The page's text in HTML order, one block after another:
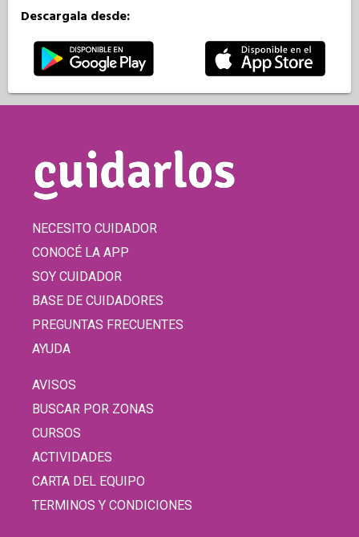
Descargala desde:
NECESITO CUIDADOR
CONOCÉ LA APP
SOY CUIDADOR
BASE DE CUIDADORES
PREGUNTAS FRECUENTES
AYUDA
AVISOS
BUSCAR POR ZONAS
CURSOS
ACTIVIDADES
CARTA DEL EQUIPO
TERMINOS Y CONDICIONES